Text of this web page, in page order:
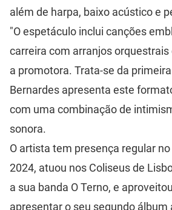
além de harpa, baixo acústico e
"O espetáculo inclui canções
carreira com arranjos
a promotora. Trata-se da
Bernardes apresenta este
com uma combinação de
sonora.
O artista tem presença regular
2024, atuou nos Coliseus de
a sua banda O Terno, e
apresentar o seu segundo álbum